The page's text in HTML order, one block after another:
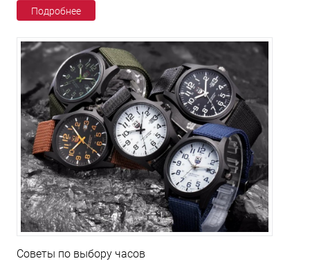
Подробнее
Советы по выбору часов